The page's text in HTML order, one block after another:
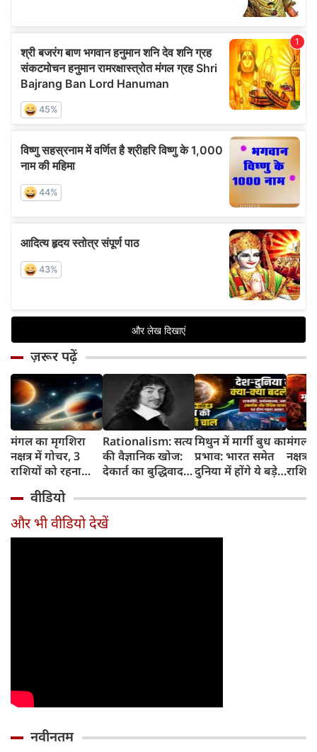
ज़रूर पढ़ें
मंगल का मृगशिरा
नक्षत्र में गोचर, 3
राशियों को रहना
सावधान
Rationalism: सत्य
की वैज्ञानिक खोज:
देकार्त का बुद्धिवाद
का जन्म
मिथुन में मार्गी बुध का
प्रभाव: भारत समेत
दुनिया में होंगे ये बड़े
मंगल
नक्षत्र
किसे
वीडियो
और भी वीडियो देखें
नवीनतम